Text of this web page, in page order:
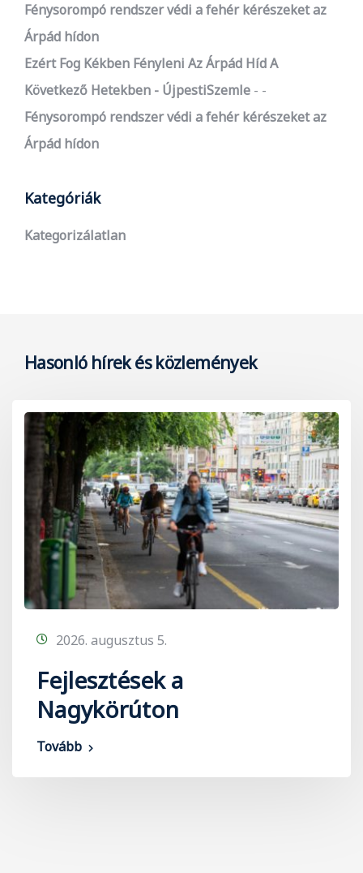
Fénysorompó rendszer védi a fehér kérészeket az
Árpád hídon
Ezért Fog Kékben Fényleni Az Árpád Híd A
Következő Hetekben - ÚjpestiSzemle
-
Fénysorompó rendszer védi a fehér kérészeket az
Árpád hídon
Kategóriák
Kategorizálatlan
Hasonló hírek és közlemények
2026. augusztus 5.
Fejlesztések a
Nagykörúton
Tovább